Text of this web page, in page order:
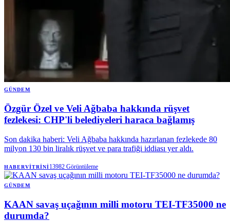
GÜNDEM
Özgür Özel ve Veli Ağbaba hakkında rüşvet
fezlekesi: CHP'li belediyeleri haraca bağlamış
Son dakika haberi: Veli Ağbaba hakkında hazırlanan fezlekede 80
milyon 130 bin liralık rüşvet ve para trafiği iddiası yer aldı.
HABERVITRINI13982 Görüntüleme
GÜNDEM
KAAN savaş uçağının milli motoru TEI-TF35000 ne
durumda?